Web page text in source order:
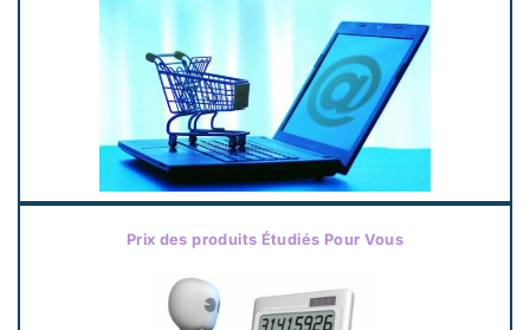
Prix des produits Étudiés Pour Vous